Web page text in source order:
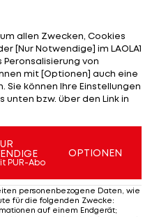
Die
Vollgas. Das
dass wir gegen die
einschätze, ein gutes
vor Trainingseinheiten
ist er ein super
das Gefühl, wichtig
zu sein. So etwas
allen Zwecken, Cookies
[Nur Notwendige] im LAOLA1
Peronsalisierung von
mit [Optionen] auch eine
Sie können Ihre Einstellungen
bzw. über den Link in
PUR-Abo
OPTIONEN
personenbezogene Daten, wie
für die folgenden Zwecke:
auf einem Endgerät;